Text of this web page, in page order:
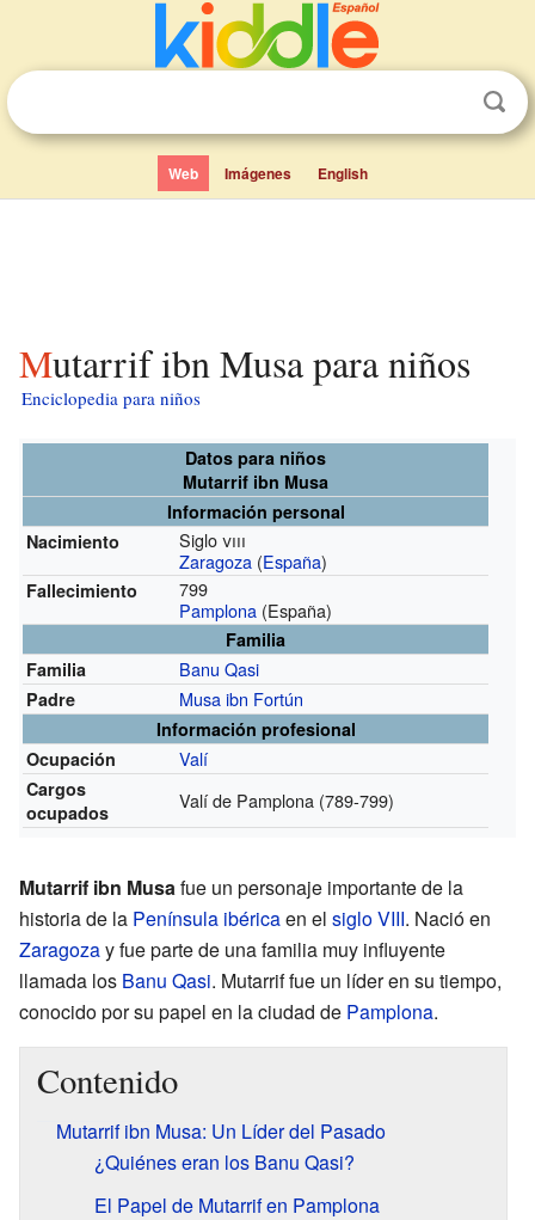
Web Imágenes English
Mutarrif ibn Musa para niños
Enciclopedia para niños
Datos para niños
Mutarrif ibn Musa
Información personal
Nacimiento
Sigloviii
Zaragoza (España)
Fallecimiento
799
Pamplona (España)
Familia
Familia
Banu Qasi
Padre Musa ibn Fortún
Información profesional
Ocupación
Valí
Cargos
ocupados
Valí de Pamplona (789-799)
Mutarrif ibn Musafue un personaje importante de la
historia de la Península ibéricaen el siglo VIII. Nació en
Zaragozay fue parte de una familia muy influyente
llamada los Banu Qasi. Mutarrif fue un líder en su tiempo,
conocido por su papel en la ciudad de Pamplona.
Contenido
Mutarrif ibn Musa: Un Líder del Pasado
¿Quiénes eran los Banu Qasi?
El Papel de Mutarrif en Pamplona